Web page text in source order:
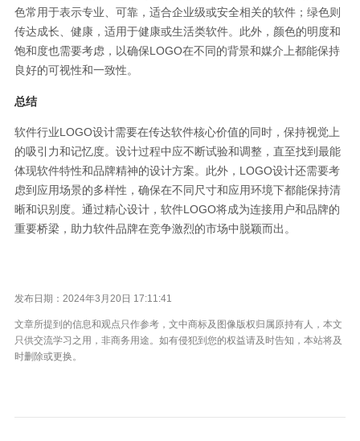
色常用于表示专业、可靠，适合企业级或安全相关的软件；绿色则
传达成长、健康，适用于健康或生活类软件。此外，颜色的明度和
饱和度也需要考虑，以确保LOGO在不同的背景和媒介上都能保持
良好的可视性和一致性。
总结
软件行业LOGO设计需要在传达软件核心价值的同时，保持视觉上
的吸引力和记忆度。设计过程中应不断试验和调整，直至找到最能
体现软件特性和品牌精神的设计方案。此外，LOGO设计还需要考
虑到应用场景的多样性，确保在不同尺寸和应用环境下都能保持清
晰和识别度。通过精心设计，软件LOGO将成为连接用户和品牌的
重要桥梁，助力软件品牌在竞争激烈的市场中脱颖而出。
发布日期：2024年3月20日 17:11:41
文章所提到的信息和观点只作参考，文中商标及图像版权归属原持有人，本文
只供交流学习之用，非商务用途。如有侵犯到您的权益请及时告知，本站将及
时删除或更换。